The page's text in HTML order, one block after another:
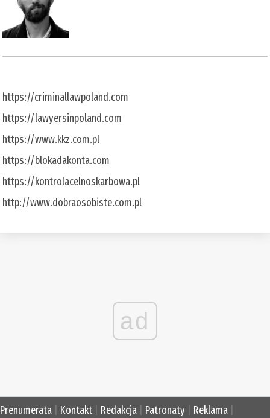
https://criminallawpoland.com
https://lawyersinpoland.com
https://www.kkz.com.pl
https://blokadakonta.com
https://kontrolacelnoskarbowa.pl
http://www.dobraosobiste.com.pl
ad
Prenumerata Kontakt Redakcja Patronaty Reklama